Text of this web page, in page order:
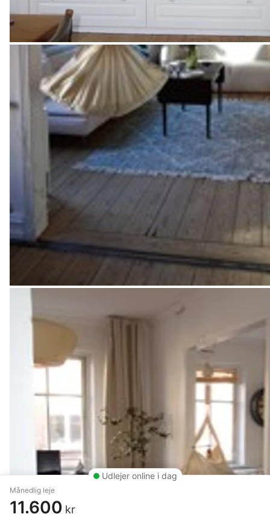
Udlejer online i dag
Månedlig leje
11.600 kr